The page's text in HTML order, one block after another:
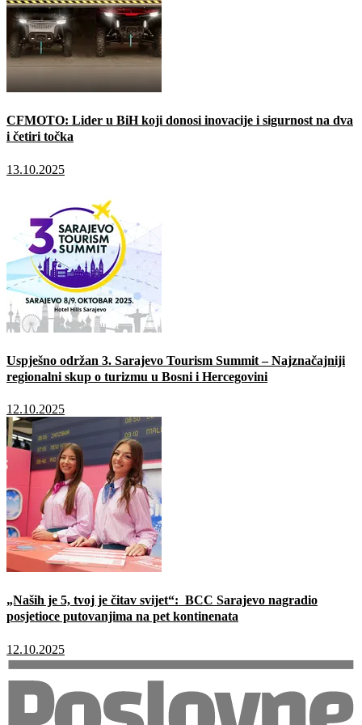
CFMOTO: Lider u BiH koji donosi inovacije i sigurnost na dva
i četiri točka
13.10.2025
Uspješno održan 3. Sarajevo Tourism Summit – Najznačajniji
regionalni skup o turizmu u Bosni i Hercegovini
12.10.2025
„Naših je 5, tvoj je čitav svijet“: BCC Sarajevo nagradio
posjetioce putovanjima na pet kontinenata
12.10.2025